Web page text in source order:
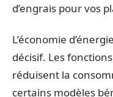
d’engrais pour vos
L’économie
décisif. Les
réduisent la
certains modèles